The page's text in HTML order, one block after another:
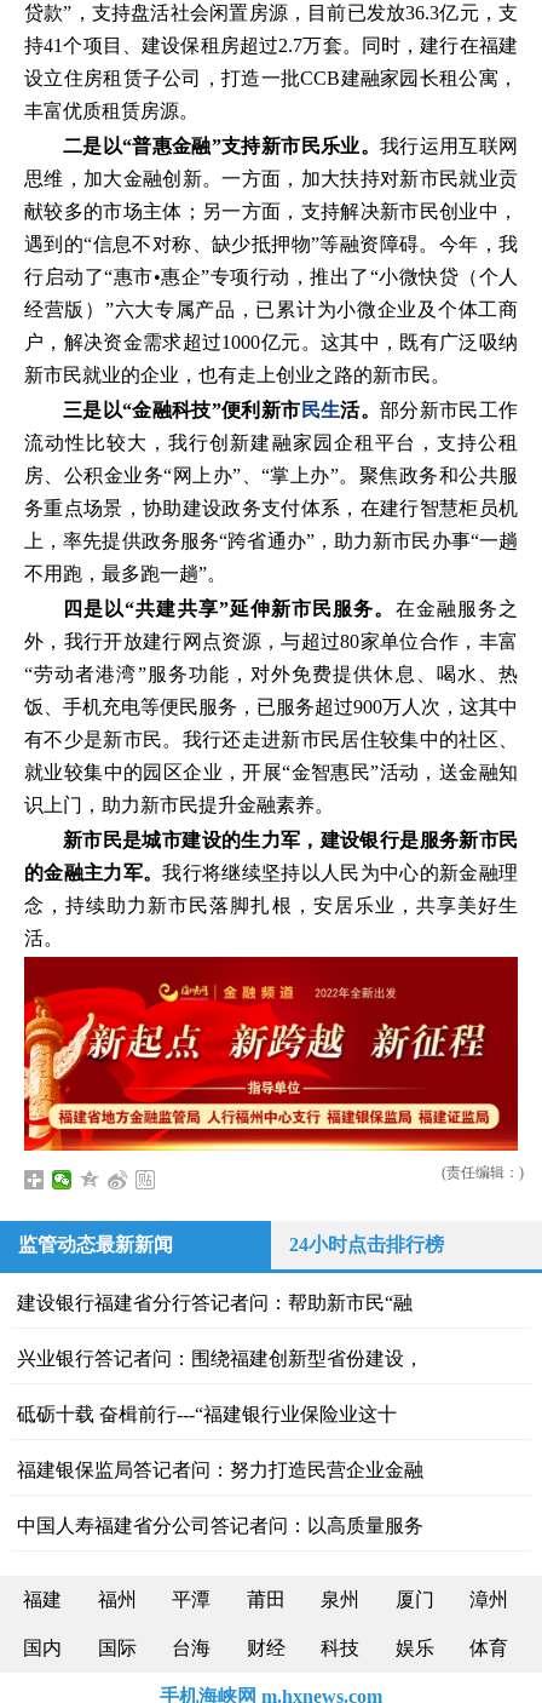
贷款”，支持盘活社会闲置房源，目前已发放36.3亿元，支
持41个项目、建设保租房超过2.7万套。同时，建行在福建
设立住房租赁子公司，打造一批CCB建融家园长租公寓，
丰富优质租赁房源。
二是以“普惠金融”支持新市民乐业。 我行运用互联网
思维，加大金融创新。一方面，加大扶持对新市民就业贡
献较多的市场主体；另一方面，支持解决新市民创业中，
遇到的“信息不对称、缺少抵押物”等融资障碍。今年，我
行启动了“惠市•惠企”专项行动，推出了“小微快贷（个人
经营版）”六大专属产品，已累计为小微企业及个体工商
户，解决资金需求超过1000亿元。这其中，既有广泛吸纳
新市民就业的企业，也有走上创业之路的新市民。
三是以“金融科技”便利新市 民生活。 部分新市民工作
流动性比较大，我行创新建融家园企租平台，支持公租
房、公积金业务“网上办”、“掌上办”。聚焦政务和公共服
务重点场景，协助建设政务支付体系，在建行智慧柜员机
上，率先提供政务服务“跨省通办”，助力新市民办事“一趟
不用跑，最多跑一趟”。
四是以“共建共享”延伸新市民服务。 在金融服务之
外，我行开放建行网点资源，与超过80家单位合作，丰富
“劳动者港湾”服务功能，对外免费提供休息、喝水、热
饭、手机充电等便民服务，已服务超过900万人次，这其中
有不少是新市民。我行还走进新市民居住较集中的社区、
就业较集中的园区企业，开展“金智惠民”活动，送金融知
识上门，助力新市民提升金融素养。
新市民是城市建设的生力军，建设银行是服务新市民
的金融主力军。我行将继续坚持以人民为中心的新金融理
念，持续助力新市民落脚扎根，安居乐业，共享美好生
活。
(责任编辑：)
监管动态最新新闻 24小时点击排行榜
建设银行福建省分行答记者问：帮助新市民“融
兴业银行答记者问：围绕福建创新型省份建设，
砥砺十载 奋楫前行---“福建银行业保险业这十
福建银保监局答记者问：努力打造民营企业金融
中国人寿福建省分公司答记者问：以高质量服务
福建 福州 平潭 莆田 泉州 厦门 漳州
国内 国际 台海 财经 科技 娱乐 体育
手机海峡网 m.hxnews.com